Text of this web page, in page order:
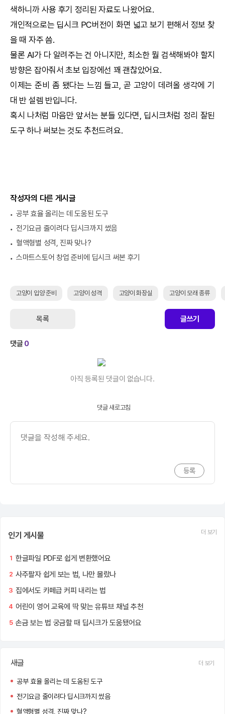
색하니까 사용 후기 정리된 자료도 나왔어요.
개인적으로는 딥시크 PC버전이 화면 넓고 보기 편해서 정보 찾
을 때 자주 씀.
물론 AI가 다 알려주는 건 아니지만, 최소한 뭘 검색해봐야 할지
방향은 잡아줘서 초보 입장에선 꽤 괜찮았어요.
이제는 준비 좀 됐다는 느낌 들고, 곧 고양이 데려올 생각에 기
대 반 설렘 반입니다.
혹시 나처럼 마음만 앞서는 분들 있다면, 딥시크처럼 정리 잘된
도구 하나 써보는 것도 추천드려요.
작성자의 다른 게시글
공부 효율 올리는 데 도움된 도구
전기요금 줄이려다 딥시크까지 썼음
혈액형별 성격, 진짜 맞나?
스마트스토어 창업 준비에 딥시크 써본 후기
고양이 입양 준비 고양이 성격 고양이 화장실 고양이 모래 종류
목록 글쓰기
댓글0
아직 등록된 댓글이 없습니다.
댓글 새로고침
인기 게시물 더 보기
1 한글파일 PDF로 쉽게 변환했어요
2 사주팔자 쉽게 보는 법, 나만 몰랐나
3 집에서도 카페급 커피 내리는 법
4 어린이 영어 교육에 딱 맞는 유튜브 채널 추천
5 손금 보는 법 궁금할 때 딥시크가 도움됐어요
새글 더 보기
공부 효율 올리는 데 도움된 도구
전기요금 줄이려다 딥시크까지 썼음
혈액형별 성격, 진짜 맞나?